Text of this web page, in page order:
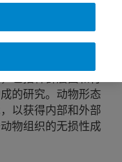
织三维图像的技术。
的研究。动物形态
以获得内部和外部
物组织的无损性成